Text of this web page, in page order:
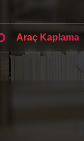
Kutu &